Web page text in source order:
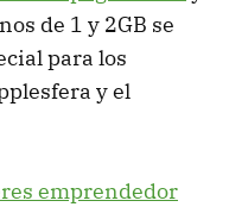
de 1 y 2GB se
para los
y el
emprendedor